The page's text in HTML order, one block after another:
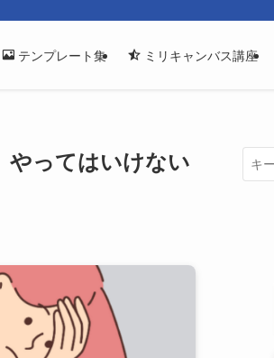
テンプレート集 ミリキャンバス講座
やってはいけない